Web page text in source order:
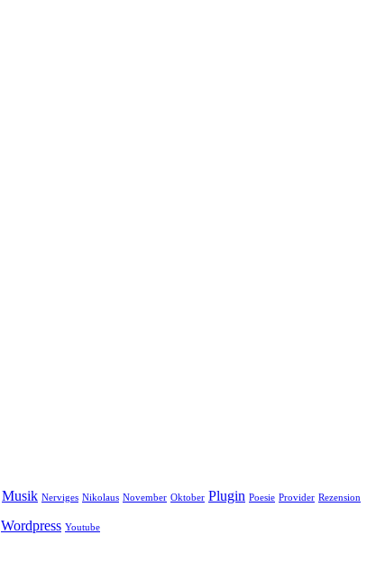
Musik Nerviges Nikolaus November Oktober Plugin Poesie Provider Rezension
Wordpress Youtube